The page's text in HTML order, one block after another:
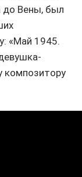
до Вены, был
«Май 1945.
композитору